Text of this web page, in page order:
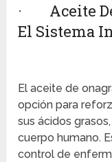
· Aceite De
El Sistema
El aceite de
opción para
sus ácidos
cuerpo humano.
control de